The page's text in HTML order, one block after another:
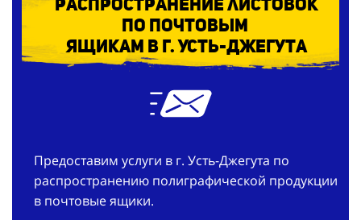
Распространение листовок
попочтовым
ящикам в г. Усть-Джегута
Предоставим услуги в г. Усть-Джегута по
распространению полиграфической продукции